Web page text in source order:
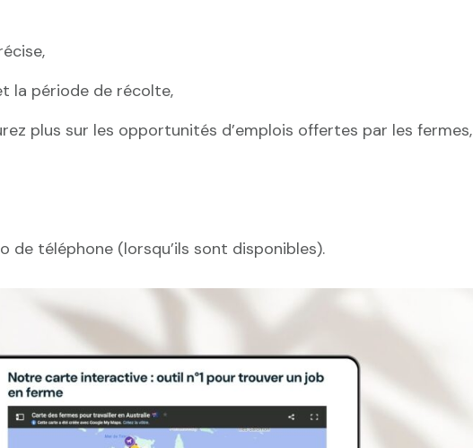
la période de récolte,
plus sur les opportunités d’emplois offertes par les fermes,
de téléphone (lorsqu’ils sont disponibles).